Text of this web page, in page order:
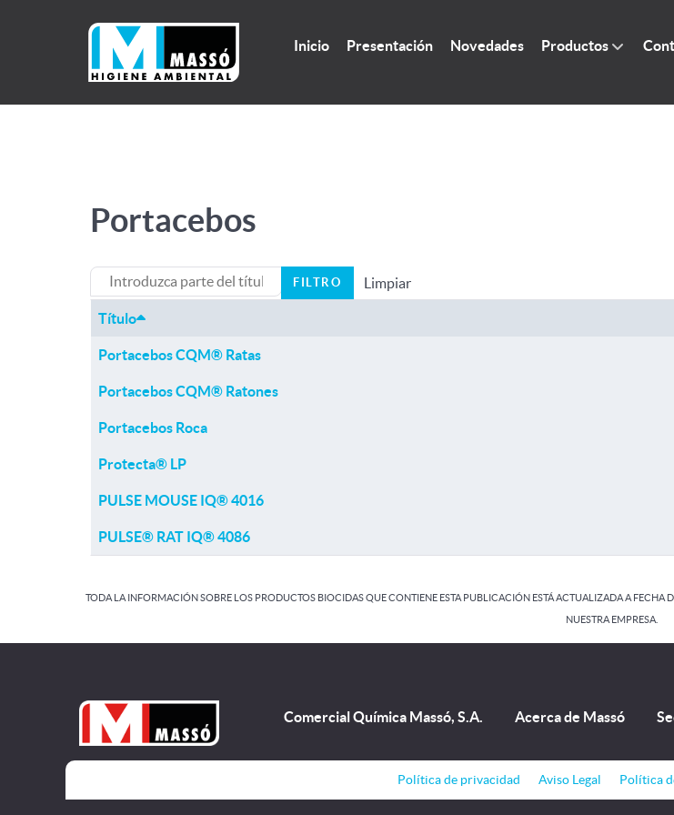
Inicio Presentación Novedades Productos
Portacebos
Introduzca parte del título FILTRO Limpiar
Título
Portacebos CQM® Ratas
Portacebos CQM® Ratones
Portacebos Roca
Protecta® LP
PULSE MOUSE IQ® 4016
PULSE® RAT IQ® 4086
TODA LA INFORMACIÓN SOBRE LOS PRODUCTOS BIOCIDAS QUE CONTIENE ESTA PUBLICACIÓN ESTÁ ACTUALIZADA A FECHA
NUESTRA EMPRESA.
Comercial Química Massó, S.A. Acerca de Massó
Política de privacidad Aviso Legal Política